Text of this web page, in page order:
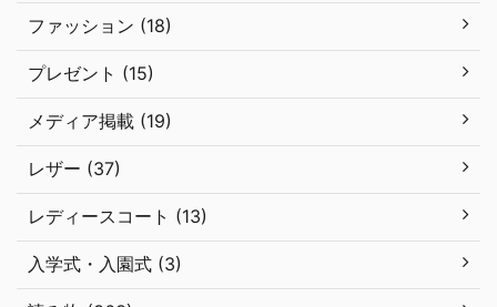
ファッション (18)
プレゼント (15)
メディア掲載 (19)
レザー (37)
レディースコート (13)
入学式・入園式 (3)